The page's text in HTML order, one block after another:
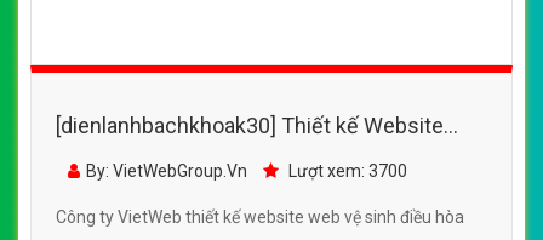
web vệ sinh điều hòa - dienlanhhongvanvn
By: VietWebGroup.Vn Lượt xem: 3700
Công ty VietWeb thiết kế website web vệ sinh điều hòa
dienlanhhongvanvn chuẩn SEO Google theo Seoquake.
máy tìm kiếm, tối ưu tốc độ load, website chuẩn UI - UX